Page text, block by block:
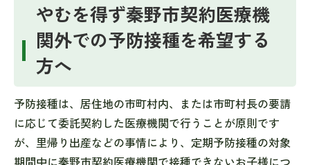
やむを得ず秦野市契約医療機
関外での予防接種を希望する
方へ
予防接種は、居住地の市町村内、または市町村長の要請
に応じて委託契約した医療機関で行うことが原則です
が、里帰り出産などの事情により、定期予防接種の対象
期間中に秦野市契約医療機関で接種できないお子様につ